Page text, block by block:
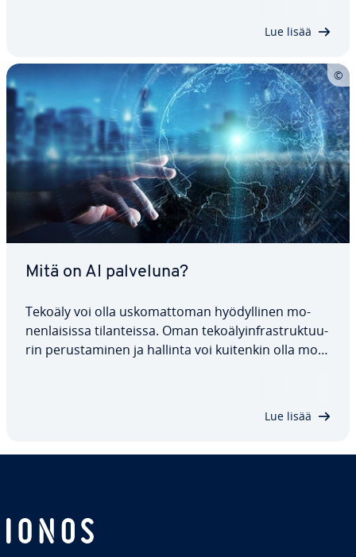
Lue lisää
Mitä on AI palveluna?
Tekoäly voi olla us­ko­mat­to­man hyö­dyl­li­nen mo­
nen­lai­sis­sa ti­lan­teis­sa. Oman te­ko­ä­lyinfra­struk­tuu­
rin pe­rus­ta­mi­nen ja hallinta voi kuitenkin olla mo­
Lue lisää